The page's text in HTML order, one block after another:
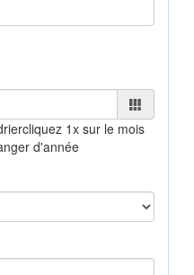
cliquez 1x sur le mois
d'année